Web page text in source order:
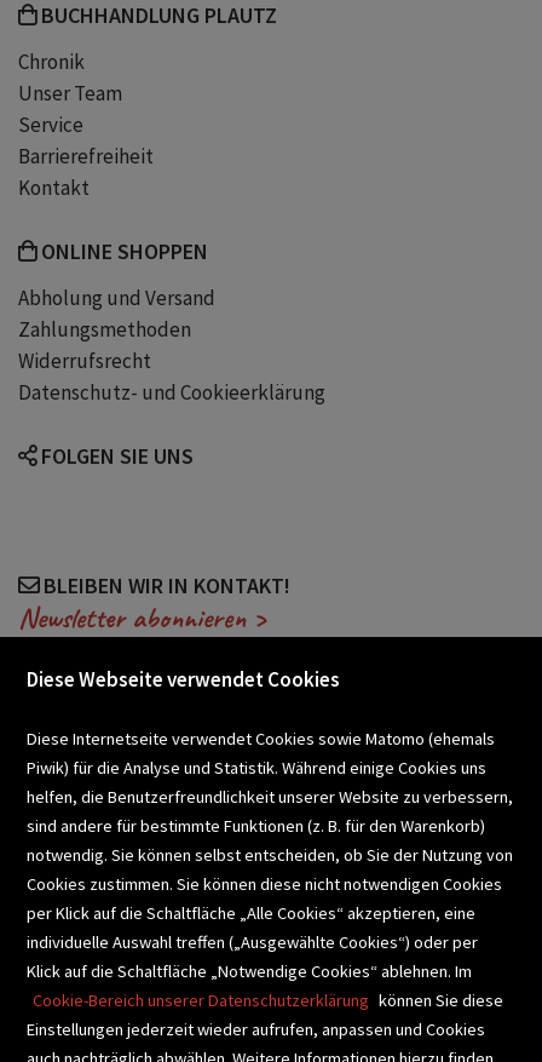
BUCHHANDLUNG PLAUTZ
Chronik
Unser Team
Service
Barrierefreiheit
Kontakt
ONLINE SHOPPEN
Abholung und Versand
Zahlungsmethoden
Widerrufsrecht
Datenschutz- und Cookieerklärung
FOLGEN SIE UNS
BLEIBEN WIR IN KONTAKT!
Newsletter abonnieren >
SCHULBUCHSERVICE
BUCHEMPFEHLUNGEN
BIBLIOTHEKSSERVICE
Diese Webseite verwendet Cookies
Diese Internetseite verwendet Cookies sowie Matomo (ehemals
Piwik) für die Analyse und Statistik. Während einige Cookies uns
helfen, die Benutzerfreundlichkeit unserer Website zu verbessern,
sind andere für bestimmte Funktionen (z. B. für den Warenkorb)
notwendig. Sie können selbst entscheiden, ob Sie der Nutzung von
Cookies zustimmen. Sie können diese nicht notwendigen Cookies
per Klick auf die Schaltfläche „Alle Cookies“ akzeptieren, eine
individuelle Auswahl treffen („Ausgewählte Cookies“) oder per
Klick auf die Schaltfläche „Notwendige Cookies“ ablehnen. Im
Cookie-Bereich unserer Datenschutzerklärung können Sie diese
Einstellungen jederzeit wieder aufrufen, anpassen und Cookies